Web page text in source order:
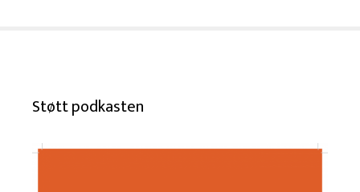
Støtt podkasten